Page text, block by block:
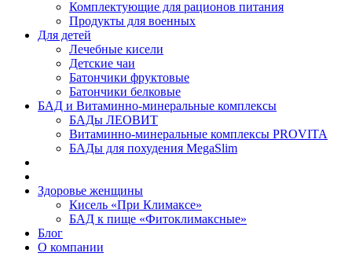
Комплектующие для рационов питания
Продукты для военных
Для детей
Лечебные кисели
Детские чаи
Батончики фруктовые
Батончики белковые
БАД и Витаминно-минеральные комплексы
БАДы ЛЕОВИТ
Витаминно-минеральные комплексы PROVITA
БАДы для похудения MegaSlim
Здоровье женщины
Кисель «При Климаксе»
БАД к пище «Фитоклимаксные»
Блог
О компании